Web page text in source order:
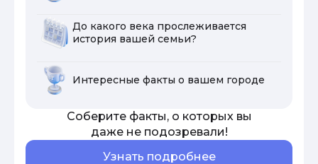
До какого века прослеживается
история вашей семьи?
Интересные факты о вашем городе
Соберите факты, о которых вы
даже не подозревали!
Узнать подробнее